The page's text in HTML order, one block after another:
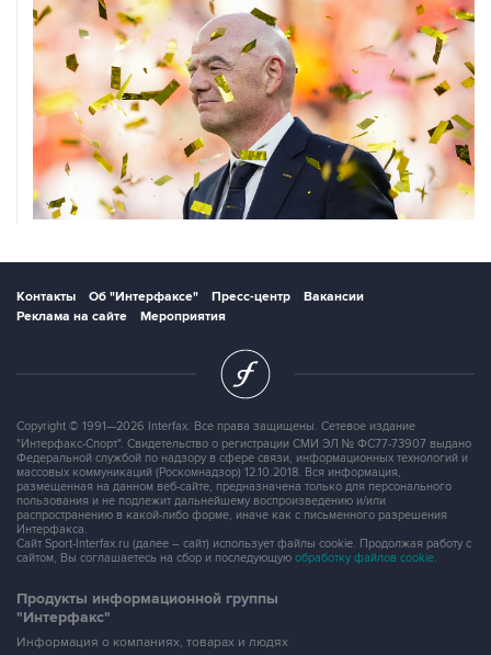
Контакты Об "Интерфаксе" Пресс-центр
Вакансии
Реклама на сайте
Мероприятия
Copyright © 1991—2026 Interfax. Все права защищены. Сетевое издание
"Интерфакс-Спорт". Свидетельство о регистрации СМИ ЭЛ № ФС77-73907 выдано
Федеральной службой по надзору в сфере связи, информационных технологий и
массовых коммуникаций (Роскомнадзор) 12.10.2018. Вся информация,
размещенная на данном веб-сайте, предназначена только для персонального
пользования и не подлежит дальнейшему воспроизведению и/или
распространению в какой-либо форме, иначе как с письменного разрешения
Интерфакса.
Сайт Sport-Interfax.ru (далее – сайт) использует файлы cookie. Продолжая работу с
сайтом, Вы соглашаетесь на сбор и последующую обработку файлов cookie.
Продукты информационной группы
"Интерфакс"
Информация о компаниях, товарах и людях